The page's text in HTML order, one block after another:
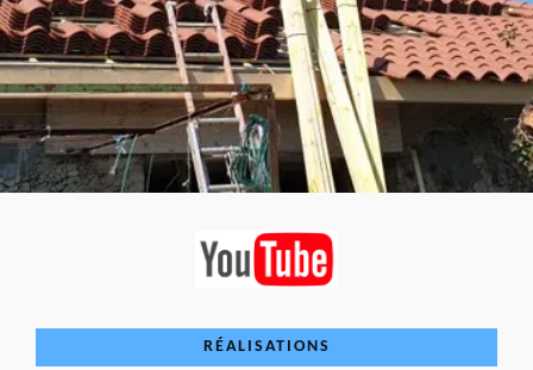
RÉALISATIONS